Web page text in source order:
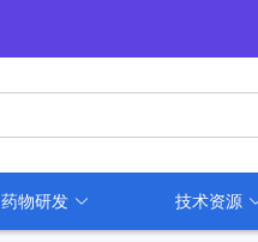
药物研发 技术资源